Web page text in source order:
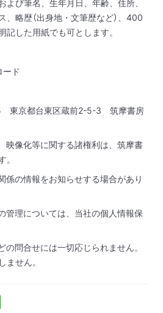
び筆名、生年月日、年齢、住所、
略歴（出身地・文筆歴など）、400
した用紙でも可とします。
ド
東京都台東区蔵前2-5-3 筑摩書房
映像化等に関する諸権利は、筑摩書
の情報をお知らせする場合があり
管理については、当社の個人情報保
問合せには一切応じられません。
ません。